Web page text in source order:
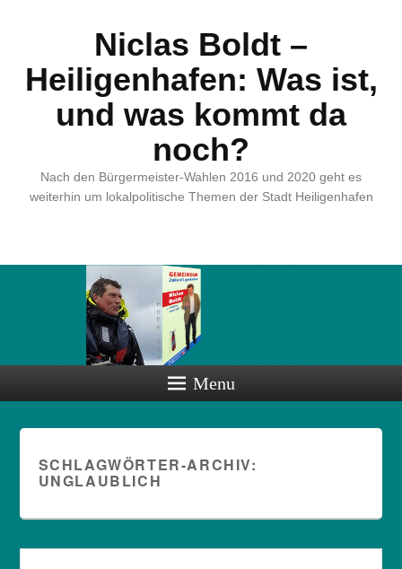
Niclas Boldt –
Heiligenhafen: Was ist,
und was kommt da
noch?
Nach den Bürgermeister-Wahlen 2016 und 2020 geht es
weiterhin um lokalpolitische Themen der Stadt Heiligenhafen
Menu
SCHLAGWÖRTER-ARCHIV:
UNGLAUBLICH